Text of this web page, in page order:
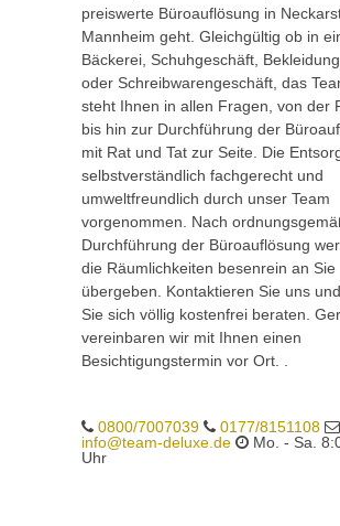
preiswerte Büroauflösung in
Mannheim geht. Gleichgültig ob in
Bäckerei, Schuhgeschäft,
oder Schreibwarengeschäft, das
steht Ihnen in allen Fragen, von der
bis hin zur Durchführung der
mit Rat und Tat zur Seite. Die
selbstverständlich fachgerecht und
umweltfreundlich durch unser Team
vorgenommen. Nach
Durchführung der Büroauflösung
die Räumlichkeiten besenrein an Sie
übergeben. Kontaktieren Sie uns
Sie sich völlig kostenfrei beraten.
vereinbaren wir mit Ihnen einen
Besichtigungstermin vor Ort. .
0800/7007039
0177/8151108
info@team-deluxe.de
Mo. - Sa.
Uhr